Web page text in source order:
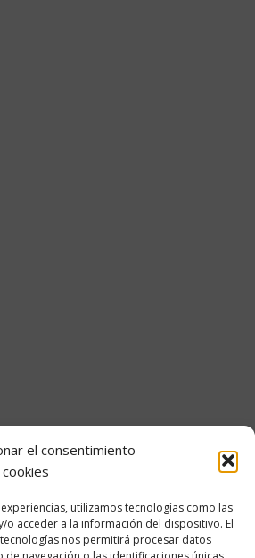
el consentimiento
utilizamos tecnologías como las
o acceder a la información del dispositivo. El
nos permitirá procesar datos
de OPE Cantabria